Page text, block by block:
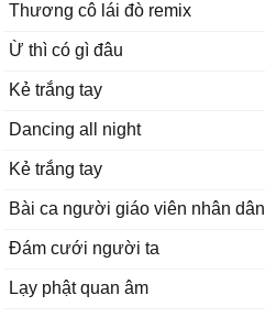
Thương cô lái đò remix
Ừ thì có gì đâu
Kẻ trắng tay
Dancing all night
Kẻ trắng tay
Bài ca người giáo viên nhân dân
Đám cưới người ta
Lạy phật quan âm